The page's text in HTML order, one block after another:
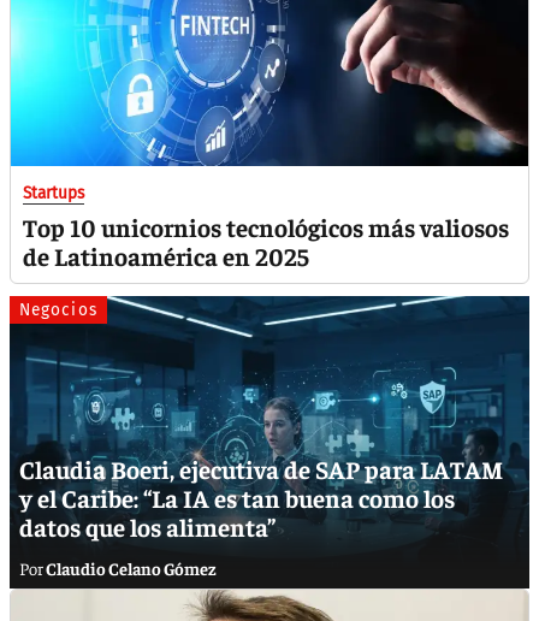
Startups
Top 10 unicornios tecnológicos más valiosos
de Latinoamérica en 2025
Negocios
Claudia Boeri, ejecutiva de SAP para LATAM
y el Caribe: “La IA es tan buena como los
datos que los alimenta”
Claudio Celano Gómez